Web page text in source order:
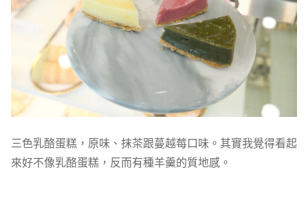
三色乳酪蛋糕，原味、抹茶跟蔓越莓口味。其實我覺得看起
來好不像乳酪蛋糕，反而有種羊羹的質地感。